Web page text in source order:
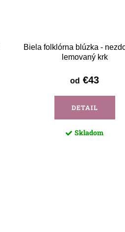
Biela folklórna blúzka -
lemovaný krk
od €43
DETAIL
Skladom